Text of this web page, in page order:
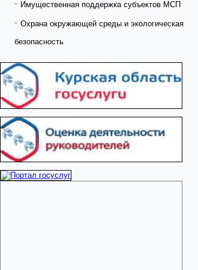
Имущественная поддержка субъектов МСП
Охрана окружающей среды и экологическая
безопасность